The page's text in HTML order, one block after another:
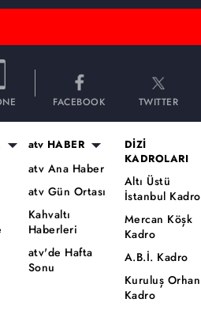
FACEBOOK TWITTER
atv HABER
atv Ana Haber
atv Gün Ortası
Kahvaltı
Haberleri
atv'de Hafta
Sonu
DİZİ
KADROLARI
Altı Üstü
İstanbul Kadro
Mercan Köşk
Kadro
A.B.İ. Kadro
Kuruluş Orhan
Kadro